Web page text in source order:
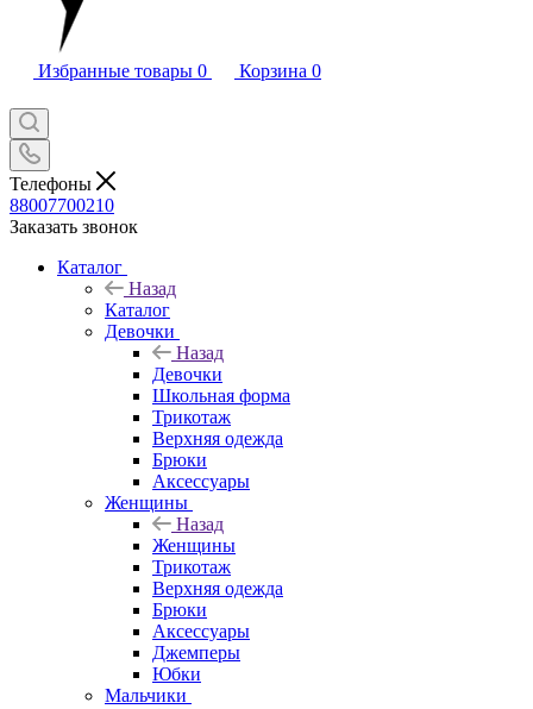
Избранные товары 0 Корзина 0
Телефоны
88007700210
Заказать звонок
Каталог
Назад
Каталог
Девочки
Назад
Девочки
Школьная форма
Трикотаж
Верхняя одежда
Брюки
Аксессуары
Женщины
Назад
Женщины
Трикотаж
Верхняя одежда
Брюки
Аксессуары
Джемперы
Юбки
Мальчики